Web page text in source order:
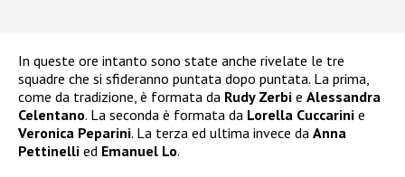
In queste ore intanto sono state anche rivelate le tre
squadre che si sfideranno puntata dopo puntata. La prima,
come da tradizione, è formata da Rudy Zerbi e Alessandra
Celentano. La seconda è formata da Lorella Cuccarini e
Veronica Peparini. La terza ed ultima invece da Anna
Pettinelli ed Emanuel Lo.